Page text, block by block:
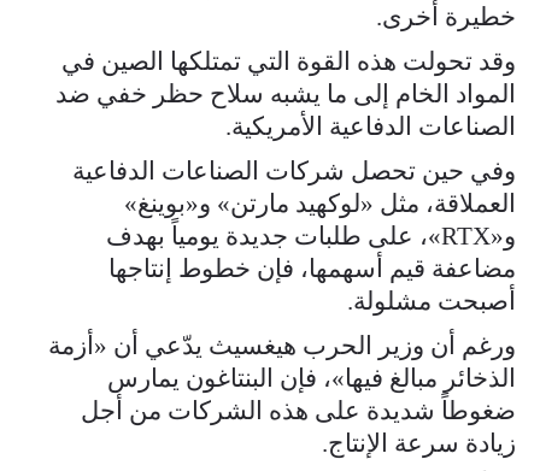
خطيرة أخرى.
وقد تحولت هذه القوة التي تمتلكها الصين في
المواد الخام إلى ما يشبه سلاح حظر خفي ضد
الصناعات الدفاعية الأمريكية.
وفي حين تحصل شركات الصناعات الدفاعية
العملاقة، مثل «لوكهيد مارتن» و«بوينغ»
و«RTX»، على طلبات جديدة يومياً بهدف
مضاعفة قيم أسهمها، فإن خطوط إنتاجها
أصبحت مشلولة.
ورغم أن وزير الحرب هيغسيث يدّعي أن «أزمة
الذخائر مبالغ فيها»، فإن البنتاغون يمارس
ضغوطاً شديدة على هذه الشركات من أجل
زيادة سرعة الإنتاج.